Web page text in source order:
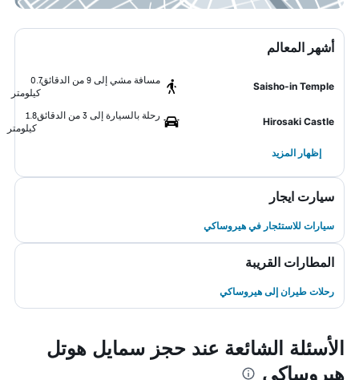
أشهر المعالم
Saisho-in Temple
مسافة مشي إلى 9 من الدقائق
0.7
كيلومتر
Hirosaki Castle
رحلة بالسيارة إلى 3 من الدقائق
1.8
كيلومتر
إظهار المزيد
سيارت ايجار
سيارات للاستئجار في هيروساكي
المطارات القريبة
رحلات طيران إلى هيروساكي
الأسئلة الشائعة عند حجز سمايل هوتل
هيروساكي